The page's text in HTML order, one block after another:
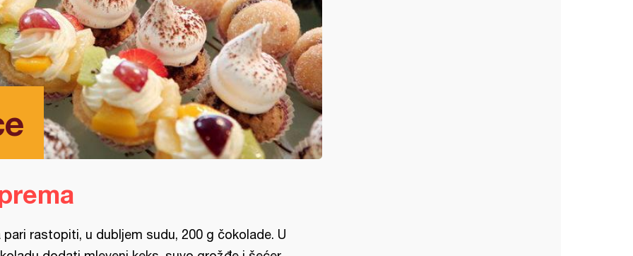
pari rastopiti, u dubljem sudu, 200 g čokolade. U